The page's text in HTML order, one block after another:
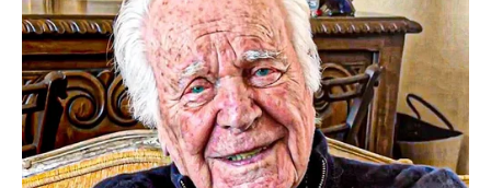
Ayah: Joerg
Ibu: Yeye Kirei Lubis
Saudara Laki-laki: –
Saudara Perempuan:Elina Joerg